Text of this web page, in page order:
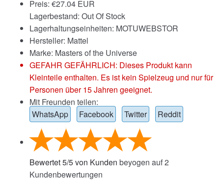
Preis: €27.04 EUR
Lagerbestand: Out Of Stock
Lagerhaltungseinheiten: MOTUWEBSTOR
Hersteller: Mattel
Marke: Masters of the Universe
GEFAHR GEFÄHRLICH: Dieses Produkt kann
Kleinteile enthalten. Es ist kein Spielzeug und nur für
Personen über 15 Jahren geeignet.
Mit Freunden teilen:
WhatsApp
Facebook Twitter Reddit
Bewertet5/5von Kunden beyogen auf2
Kundenbewertungen